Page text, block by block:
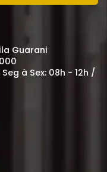
Guarani
à Sex: 08h - 12h /